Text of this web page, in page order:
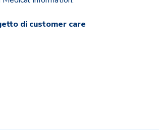
di customer care